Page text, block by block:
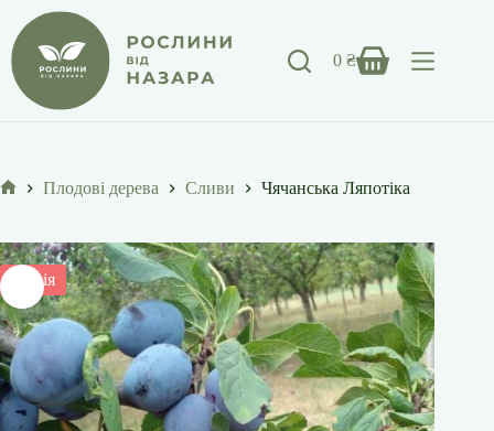
Перейти
вмісту
Кошик
0₴
Плодові дерева Сливи Чячанська Ляпотіка
Акція